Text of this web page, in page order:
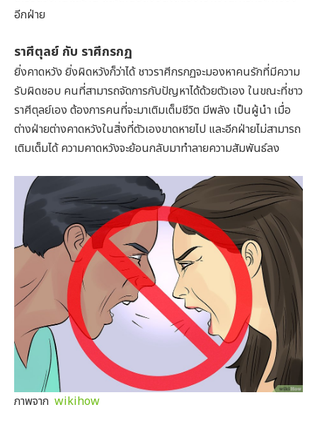
อีกฝ่าย
ราศีตุลย์ กับ ราศีกรกฏ
ยิ่งคาดหวัง ยิ่งผิดหวังก็ว่าได้ ชาวราศีกรกฏจะมองหาคนรักที่มีความ
รับผิดชอบ คนที่สามารถจัดการกับปัญหาได้ด้วยตัวเอง ในขณะที่ชาว
ราศีตุลย์เอง ต้องการคนที่จะมาเติมเต็มชีวิต มีพลัง เป็นผู้นำ เมื่อ
ต่างฝ่ายต่างคาดหวังในสิ่งที่ตัวเองขาดหายไป และอีกฝ่ายไม่สามารถ
เติมเต็มได้ ความคาดหวังจะย้อนกลับมาทำลายความสัมพันธ์ลง
ภาพจาก wikihow